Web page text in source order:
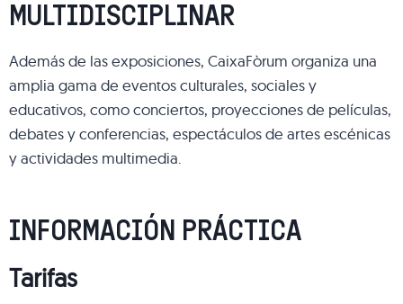
MULTIDISCIPLINAR
Además de las exposiciones, CaixaFòrum organiza una
amplia gama de eventos culturales, sociales y
educativos, como conciertos, proyecciones de películas,
debates y conferencias, espectáculos de artes escénicas
y actividades multimedia.
INFORMACIÓN PRÁCTICA
Tarifas